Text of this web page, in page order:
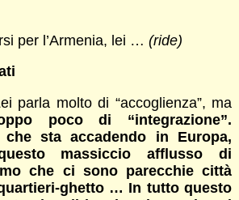
per l’Armenia, lei … (ride)
parla molto di “accoglienza”, ma
poco di “integrazione”.
che sta accadendo in Europa,
massiccio afflusso di
che ci sono parecchie città
ghetto … In tutto questo